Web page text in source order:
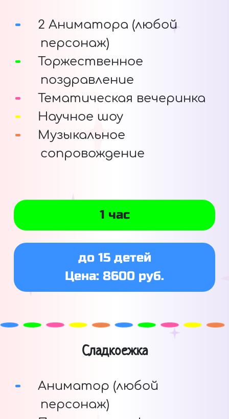
2 Аниматора (любой
персонаж)
Торжественное
поздравление
Тематическая вечеринка
Научное шоу
Музыкальное
сопровождение
1 час
до 15 детей
Цена: 8600 руб.
Сладкоежка
Аниматор (любой
персонаж)